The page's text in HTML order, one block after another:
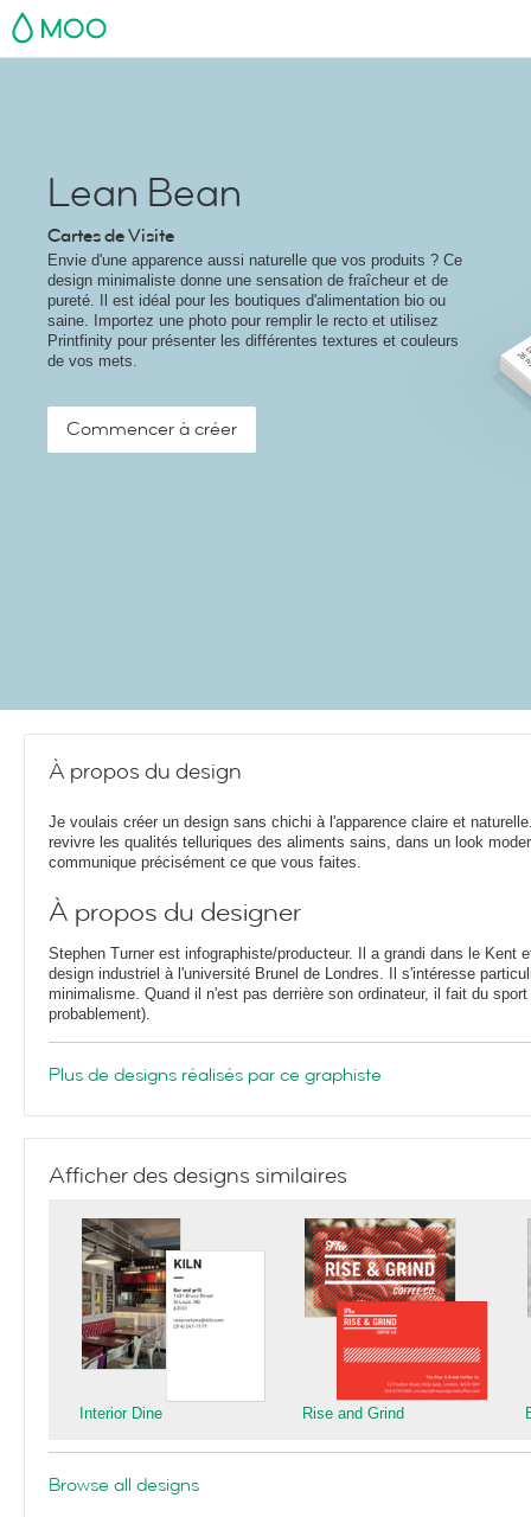
MOO
Lean Bean
Cartes de Visite
Envie d'une apparence aussi naturelle que vos produits ? Ce
design minimaliste donne une sensation de fraîcheur et de
pureté. Il est idéal pour les boutiques d'alimentation bio ou
saine. Importez une photo pour remplir le recto et utilisez
Printfinity pour présenter les différentes textures et couleurs
de vos mets.
Commencer à créer
À propos du design
Je voulais créer un design sans chichi à l'apparence claire et
revivre les qualités telluriques des aliments sains, dans un look
communique précisément ce que vous faites.
À propos du designer
Stephen Turner est infographiste/producteur. Il a grandi dans le Kent
design industriel à l'université Brunel de Londres. Il s'intéresse
minimalisme. Quand il n'est pas derrière son ordinateur, il fait du
probablement).
Plus de designs réalisés par ce graphiste
Afficher des designs similaires
Interior Dine Rise and Grind
Browse all designs